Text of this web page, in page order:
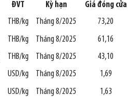
ĐVT Kỳ hạn
Giá đóng cửa
THB/kg Tháng 8/2025 73,20
THB/kg Tháng 8/2025
61,16
THB/kg Tháng 8/2025
43,10
USD/kg Tháng 8/2025 1,69
USD/kg Tháng 8/2025
1,63